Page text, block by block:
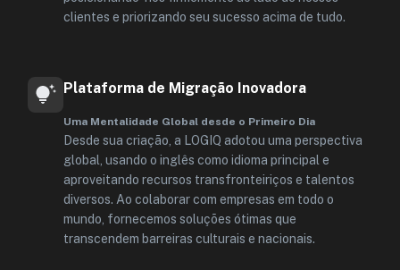
clientes e priorizando seu sucesso acima de tudo.
Plataforma de Migração Inovadora
Uma Mentalidade Global desde o Primeiro Dia
Desde sua criação, a LOGIQ adotou uma perspectiva
global, usando o inglês como idioma principal e
aproveitando recursos transfronteiriços e talentos
diversos. Ao colaborar com empresas em todo o
mundo, fornecemos soluções ótimas que
transcendem barreiras culturais e nacionais.